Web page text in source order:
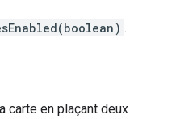
.
carte en plaçant deux